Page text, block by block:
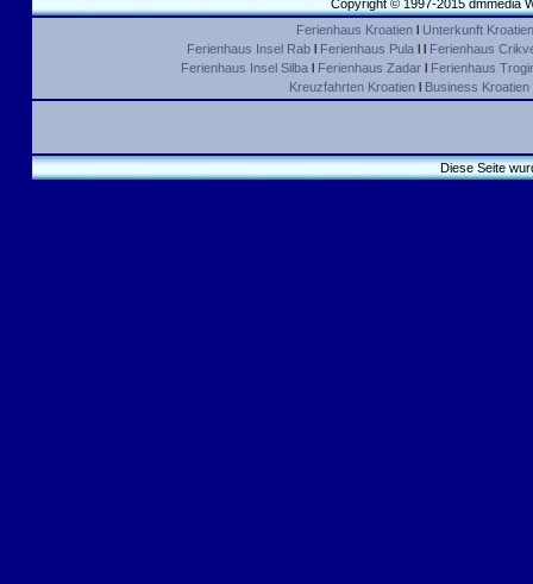
Copyright © 1997-2015 dmmedia
Ferienhaus Kroatien l Unterkunft Kroatien
Ferienhaus Insel Rab l Ferienhaus Pula l l Ferienhaus
Ferienhaus Insel Silbal Ferienhaus Zadarl Ferienhaus
Kreuzfahrten Kroatienl Business Kroatien
Diese Seite